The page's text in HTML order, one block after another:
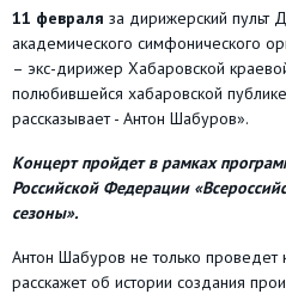
11 февраля за дирижерский пульт
академического симфонического
– экс-дирижер Хабаровской
полюбившейся хабаровской
рассказывает - Антон Шабуров».
Концерт пройдет в рамках
Российской Федерации
сезоны».
Антон Шабуров не только проведет
расскажет об истории создания